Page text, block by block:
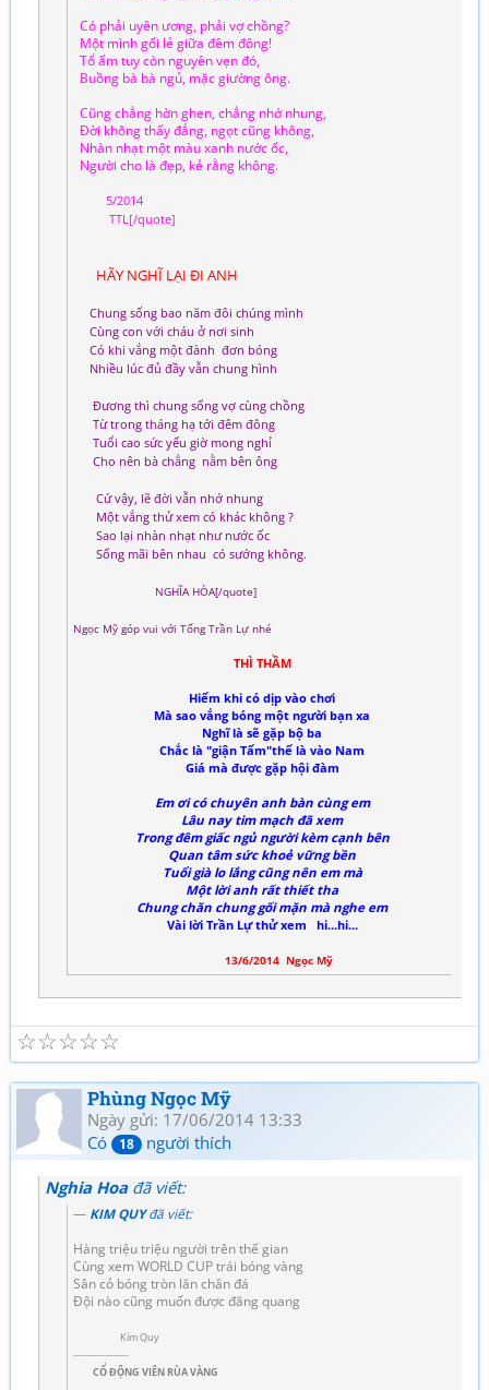
Có phải uyên ương, phải vợ chồng?
Một mình gối lẻ giữa đêm đông!
Tổ ấm tuy còn nguyên vẹn đó,
Buồng bà bà ngủ, mặc giường ông.
Cũng chẳng hờn ghen, chẳng nhớ nhung,
Đời không thấy đắng, ngọt cũng không,
Nhàn nhạt một màu xanh nước ốc,
Người cho là đẹp, kẻ rằng không.
5/2014
TTL[/quote]
HÃY NGHĨ LẠI ĐI ANH
Chung sống bao năm đôi chúng mình
Cùng con với cháu ở nơi sinh
Có khi vắng một đành đơn bóng
Nhiều lúc đủ đầy vẫn chung hình
Đương thì chung sống vợ cùng chồng
Từ trong tháng hạ tới đêm đông
Tuổi cao sức yếu giờ mong nghỉ
Cho nên bà chẳng nằm bên ông
Cứ vậy, lẽ đời vẫn nhớ nhung
Một vắng thử xem có khác không ?
Sao lại nhàn nhạt như nước ốc
Sống mãi bên nhau có sướng không.
NGHĨA HÒA[/quote]
Ngọc Mỹ góp vui với Tống Trần Lự nhé
THÌ THẦM
Hiếm khi có dịp vào chơi
Mà sao vắng bóng một người bạn xa
Nghĩ là sẽ gặp bộ ba
Chắc là "giận Tấm"thế là vào Nam
Giá mà được gặp hội đàm
Em ơi có chuyên anh bàn cùng em
Lâu nay tim mạch đã xem
Trong đêm giấc ngủ người kèm cạnh bên
Quan tâm sức khoẻ vững bền
Tuổi già lo lắng cũng nên em mà
Một lời anh rất thiết tha
Chung chăn chung gối mặn mà nghe em
Vài lời Trần Lự thử xem hi...hi...
13/6/2014 Ngọc Mỹ
☆
☆
☆
☆
☆
Phùng Ngọc Mỹ
Ngày gửi: 17/06/2014 13:33
Có
18 người thích
Nghia Hoađã viết:
KIM QUYđã viết:
Hàng triệu triệu người trên thế gian
Cùng xem WORLD CUP trái bóng vàng
Sân cỏ bóng tròn lăn chân đá
Đội nào cũng muốn được đăng quang
Kim Quy
-----------------
CỔ ĐỘNG VIÊN RÙA VÀNG